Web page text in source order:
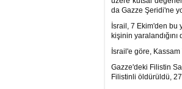
da Gazze Şeridi'ne
İsrail, 7 Ekim'den
kişinin yaralandığını
İsrail'e göre,
Gazze'deki Filistin
Filistinli öldürüldü,